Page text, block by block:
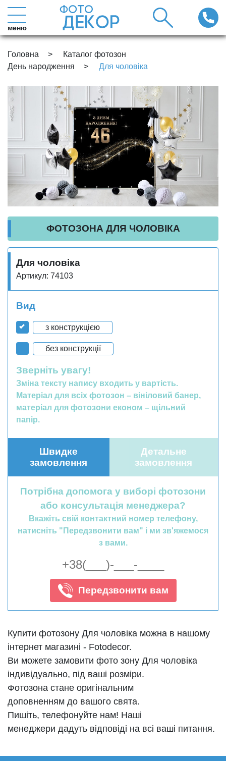
меню
Головна
Каталог фотозон
День народження
Для чоловіка
ФОТОЗОНА ДЛЯ ЧОЛОВІКА
Для чоловіка
Артикул: 74103
Вид
з конструкцією
без конструкції
Зверніть увагу!
Зміна тексту напису входить у вартість.
Матеріал для всіх фотозон – вініловий банер,
матеріал для фотозони економ – щільний
папір.
Швидке
замовлення
Детальне
замовлення
Потрібна допомога у виборі фотозони
або консультація менеджера?
Вкажіть свій контактний номер телефону,
натисніть "Передзвонити вам" і ми зв'яжемося
з вами.
Передзвонити вам
Купити фотозону Для чоловіка можна в нашому
інтернет магазині - Fotodecor.
Ви можете замовити фото зону Для чоловіка
індивідуально, під ваші розміри.
Фотозона стане оригінальним
доповненням до вашого свята.
Пишіть, телефонуйте нам! Наші
менеджери дадуть відповіді на всі ваші питання.